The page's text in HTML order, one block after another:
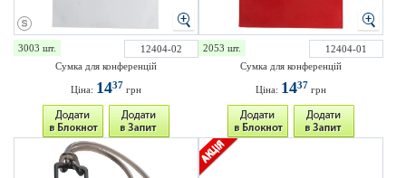
3003 шт.
12404-02
Сумка для конференцій
Ціна: 1437 грн
2053 шт.
12404-01
Сумка для конференцій
Ціна: 1437 грн